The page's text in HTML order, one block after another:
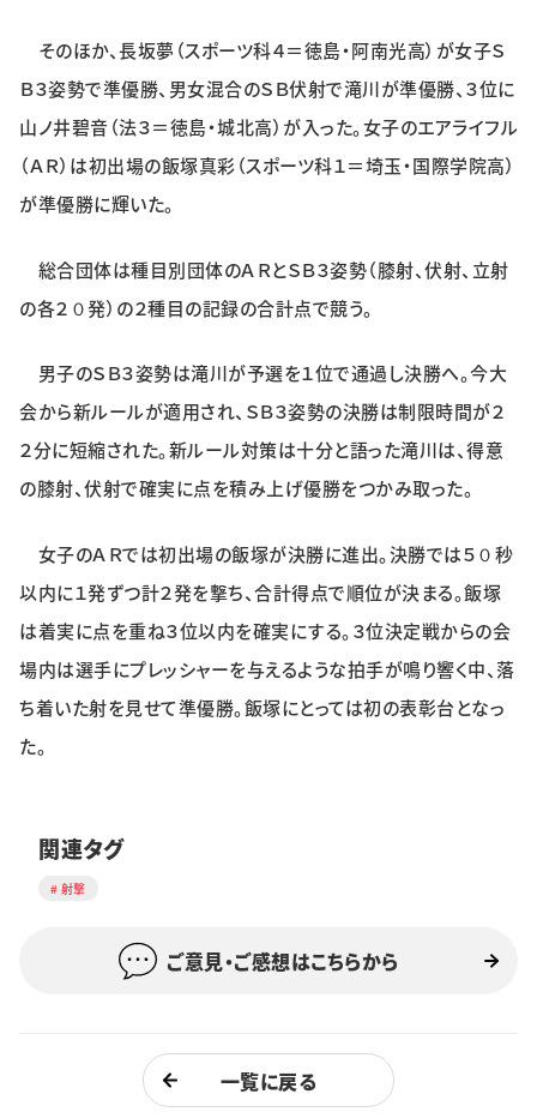
そのほか、長坂夢（スポーツ科４＝徳島・阿南光高）が女子Ｓ
Ｂ３姿勢で準優勝、男女混合のＳＢ伏射で滝川が準優勝、３位に
山ノ井碧音（法３＝徳島・城北高）が入った。女子のエアライフル
（ＡＲ）は初出場の飯塚真彩（スポーツ科１＝埼玉・国際学院高）
が準優勝に輝いた。
総合団体は種目別団体のＡＲとＳＢ３姿勢（膝射、伏射、立射
の各２０発）の２種目の記録の合計点で競う。
男子のＳＢ３姿勢は滝川が予選を１位で通過し決勝へ。今大
会から新ルールが適用され、ＳＢ３姿勢の決勝は制限時間が２
２分に短縮された。新ルール対策は十分と語った滝川は、得意
の膝射、伏射で確実に点を積み上げ優勝をつかみ取った。
女子のＡＲでは初出場の飯塚が決勝に進出。決勝では５０秒
以内に１発ずつ計２発を撃ち、合計得点で順位が決まる。飯塚
は着実に点を重ね３位以内を確実にする。３位決定戦からの会
場内は選手にプレッシャーを与えるような拍手が鳴り響く中、落
ち着いた射を見せて準優勝。飯塚にとっては初の表彰台となっ
た。
関連タグ
射撃
ご意見・ご感想はこちらから
一覧に戻る